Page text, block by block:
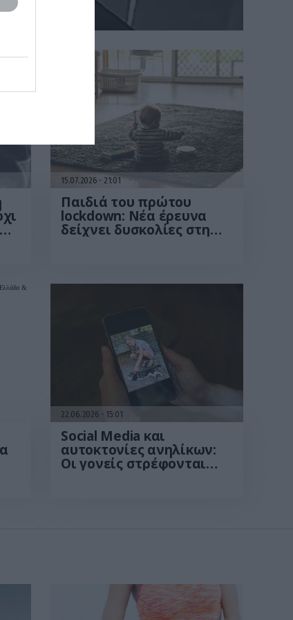
του νοσοκομείου
15.07.2026 21:01
Παιδιά του πρώτου
lockdown: Νέα έρευνα
δείχνει δυσκολίες στη
22.06.2026 15:01
Social Media και
αυτοκτονίες ανηλίκων:
Οι γονείς στρέφονται